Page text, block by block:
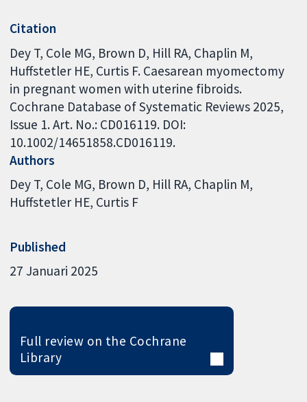
Citation
Dey T, Cole MG, Brown D, Hill RA, Chaplin M,
Huffstetler HE, Curtis F. Caesarean myomectomy
in pregnant women with uterine fibroids.
Cochrane Database of Systematic Reviews 2025,
Issue 1. Art. No.: CD016119. DOI:
10.1002/14651858.CD016119.
Authors
Dey T Cole MG Brown D Hill RA Chaplin M
Huffstetler HE Curtis F
Published
27 Januari 2025
Full review on the Cochrane
Library